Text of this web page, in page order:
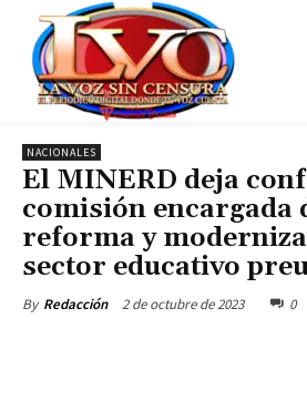
NACIONALES
El MINERD deja
comisión encargada
reforma y
sector educativo
By Redacción 2 de octubre de 2023 0